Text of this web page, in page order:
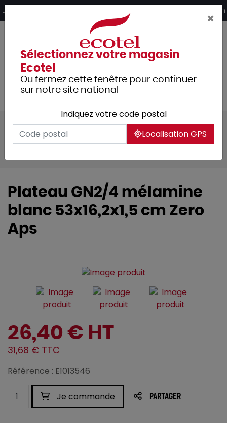
Livraison offerte dès 249€ HT d’achat et retrait 2h en magasin
Tous les produits
Arts de la table
Plateaux
Plateaux self-service
Plateau GN2/4 mélamine
blanc 53x16,2x1,5 cm Zero
Aps
26,40 € HT
31,68 € TTC
Référence : E1013546
Je commande PARTAGER
×
Sélectionnez votre magasin
Ecotel
Ou fermez cette fenêtre pour continuer
sur notre site national
Indiquez votre code postal
Localisation GPS
Panneau de gestion des cookies